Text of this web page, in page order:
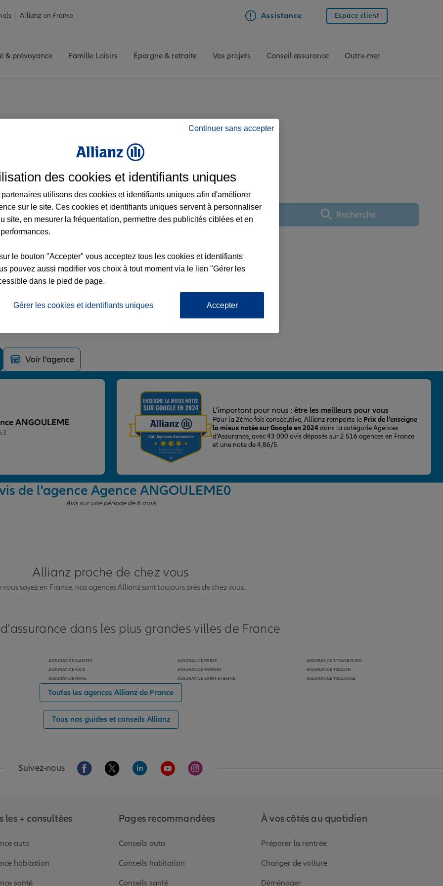
Allianz en France Assistance Espace client
& prévoyance Famille Loisirs Épargne & retraite Vos projets Conseil assurance Outre-mer
avis de l'agence ANGOULEME
Utiliser ma positionRecherche
LECLERC
Voir l'agence
ANGOULEME
L'important pour nous : être les meilleurs pour vous
Pour la 2ème fois consécutive, Allianz remporte le Prix de l’enseigne
la mieux notée sur Google en 2024dans la catégorie Agences
d’Assurance, avec 43 000 avis déposés sur 2 516 agences en France
et une note de 4,86/5.
de l'agence Agence ANGOULEME0
Avis sur une période de 6 mois
Allianz proche de chez vous
vous soyez en France, nos agences Allianz sont toujours près de chez vous.
dans les plus grandes villes de France
ASSURANCE NANTES
ASSURANCE NICE
ASSURANCE PARIS
ASSURANCE REIMS
ASSURANCE RENNES
ASSURANCE SAINT-ÉTIENNE
ASSURANCE STRASBOURG
ASSURANCE TOULON
ASSURANCE TOULOUSE
Toutes les agences Allianz de France
Tous nos guides et conseils Allianz
Suivez-nous Aller sur la page Facebook de Allianz
Aller sur la page Twitter de Allianz
Aller sur la page Linkedin de Allianz
Aller sur la page Youtube de Allianz
Aller sur la page Instagram de Allianz
les + consultées
auto
habitation
santé
Pages recommandées
Conseils auto
Conseils habitation
Conseils santé
À vos côtés au quotidien
Préparer la rentrée
Changer de voiture
Déménager
Continuer sans accepter
des cookies et identifiants uniques
partenaires utilisons des cookies et identifiants uniques afin d'améliorer
sur le site. Ces cookies et identifiants uniques servent à personnaliser
site, en mesurer la fréquentation, permettre des publicités ciblées et en
le bouton "Accepter" vous acceptez tous les cookies et identifiants
pouvez aussi modifier vos choix à tout moment via le lien "Gérer les
dans le pied de page.
Gérer les cookies et identifiants uniques Accepter